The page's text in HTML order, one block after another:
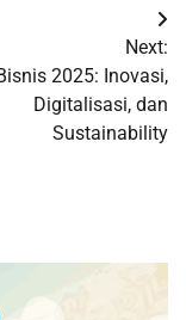
Next:
2025: Inovasi,
Digitalisasi, dan
Sustainability